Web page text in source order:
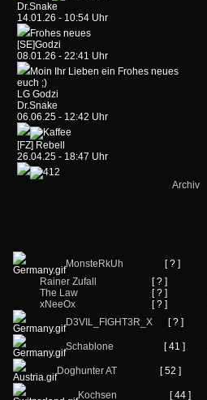
Dr.Snake
14.01.26 - 10:54 Uhr
Frohes neues
[SE]Godzi
08.01.26 - 22:41 Uhr
Moin Ihr Lieben ein Frohes neues
euch ;)
LG Godzi
Dr.Snake
06.06.25 - 12:42 Uhr
[FZ] Rebell
26.04.25 - 18:47 Uhr
Archiv
MonsteRkUh [ ? ]
Rainer Zufall
[ ? ]
The Law
[ ? ]
xNeeOx
[ ? ]
D3VIL_FIGHT3R_X
[ ? ]
Schablone [ 41 ]
Doghunter AT [ 52 ]
Kochsen [ 44 ]